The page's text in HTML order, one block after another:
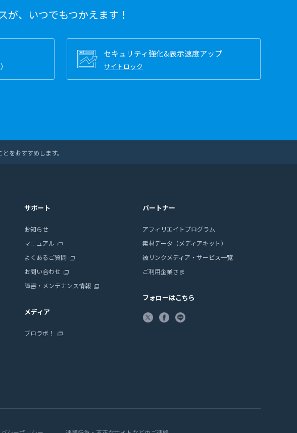
が、いつでもつかえます！
）
セキュリティ強化&表示速度アップ
サイトロック
をおすすめします。
サポート
お知らせ
マニュアル
よくあるご質問
お問い合わせ
障害・メンテナンス情報
メディア
ブロラボ！
パートナー
アフィリエイトプログラム
素材データ（メディアキット）
被リンクメディア・サービス一覧
ご利用企業さま
フォローはこちら